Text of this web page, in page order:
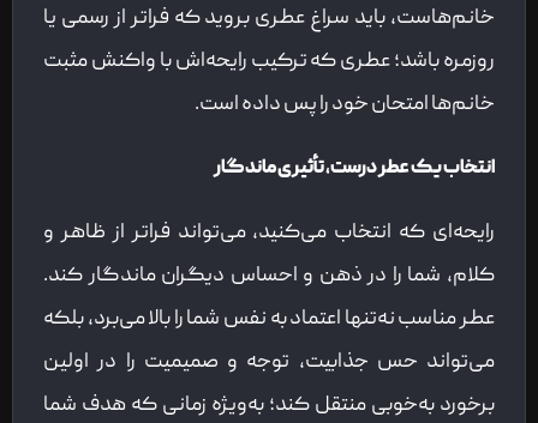
خانم‌هاست، باید سراغ عطری بروید که فراتر از رسمی یا
روزمره باشد؛ عطری که ترکیب رایحه‌اش با واکنش مثبت
خانم‌ها امتحان خود را پس داده است.
انتخاب یک عطر درست، تأثیری ماندگار
رایحه‌ای که انتخاب می‌کنید، می‌تواند فراتر از ظاهر و
کلام، شما را در ذهن و احساس دیگران ماندگار کند.
عطر مناسب نه‌تنها اعتماد به نفس شما را بالا می‌برد، بلکه
می‌تواند حس جذابیت، توجه و صمیمیت را در اولین
برخورد به‌خوبی منتقل کند؛ به‌ویژه زمانی که هدف شما